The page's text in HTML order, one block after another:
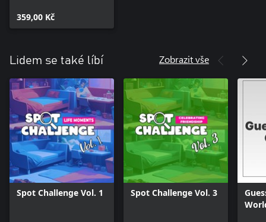
359,00 Kč
Lidem se také líbí Zobrazit vše
Spot Challenge Vol. 1 Spot Challenge Vol. 3